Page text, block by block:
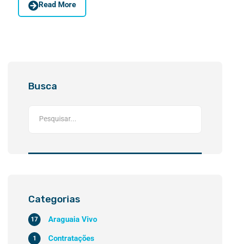
Read More
Busca
Categorias
Araguaia Vivo
17
Contratações
1